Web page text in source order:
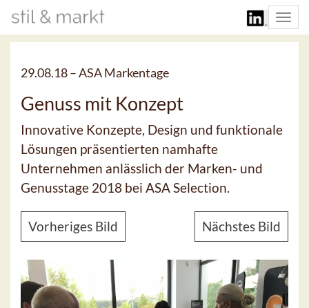
29.08.18 –ASA Markentage
Genuss mit Konzept
Innovative Konzepte, Design und funktionale
Lösungen präsentierten namhafte
Unternehmen anlässlich der Marken- und
Genusstage 2018 bei ASA Selection.
Vorheriges Bild Nächstes Bild